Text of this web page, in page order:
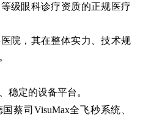
级眼科诊疗资质的正规医疗
院，其在整体实力、技术规
稳定的设备平台。
蔡司VisuMax全飞秒系统、